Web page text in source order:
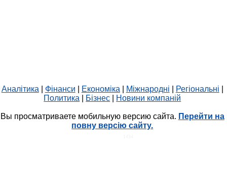
Аналітика Фінанси Економіка Міжнародні Регіональні
Политика
Бізнес Новини компаній
Вы просматриваете мобильную версию сайта. Перейти на
повну версію сайту.